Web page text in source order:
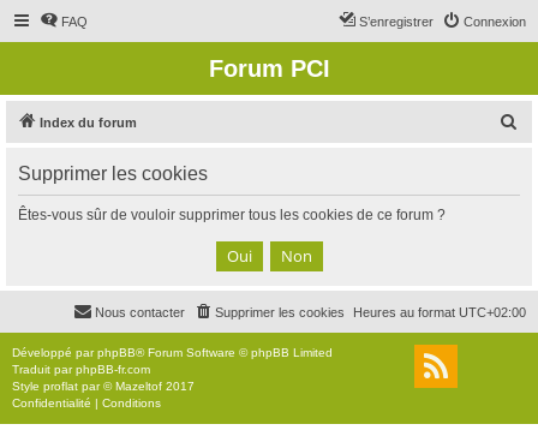
FAQ Connexion
S’enregistrer
Forum PCI
Index du forum
c
Supprimer les cookies
Êtes-vous sûr de vouloir supprimer tous les cookies de ce forum ?
Heures au format UTC+02:00
Supprimer les cookies
Nous contacter
Développé parphpBB® Forum Software © phpBB Limited
Traduit parphpBB-fr.com
Style proflat par ©Mazeltof 2017
Confidentialité | Conditions